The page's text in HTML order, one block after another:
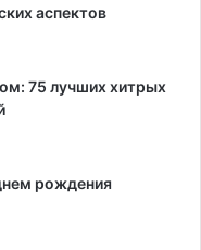
аспектов
75 лучших хитрых
рождения